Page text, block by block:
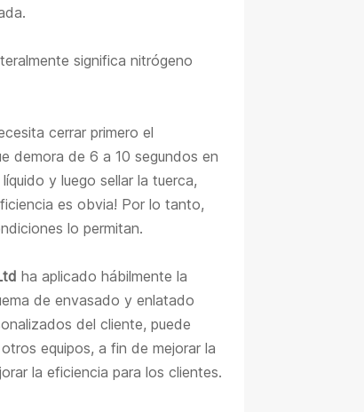
significa nitrógeno
cerrar primero el
demora de 6 a 10 segundos en
y luego sellar la tuerca,
es obvia! Por lo tanto,
lo permitan.
ha aplicado hábilmente la
de envasado y enlatado
del cliente, puede
equipos, a fin de mejorar la
la eficiencia para los clientes.